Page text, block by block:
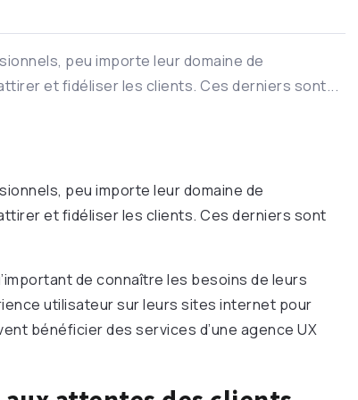
peu importe leur domaine de
et fidéliser les clients. Ces derniers sont...
peu importe leur domaine de
et fidéliser les clients. Ces derniers sont
de connaître les besoins de leurs
utilisateur sur leurs sites internet pour
bénéficier des services d’une agence UX